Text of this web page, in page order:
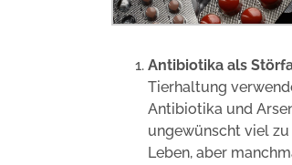
Antibiotika als
Tierhaltung
Antibiotika und
ungewünscht viel
Leben, aber